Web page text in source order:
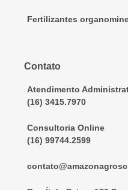
Fertilizantes
Contato
Atendimento
(16) 3415.7970
Consultoria Online
(16) 99744.2599